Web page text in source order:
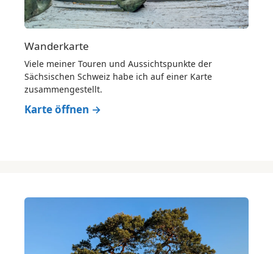
Wanderkarte
Viele meiner Touren und Aussichtspunkte der
Sächsischen Schweiz habe ich auf einer Karte
zusammengestellt.
Karte öffnen →